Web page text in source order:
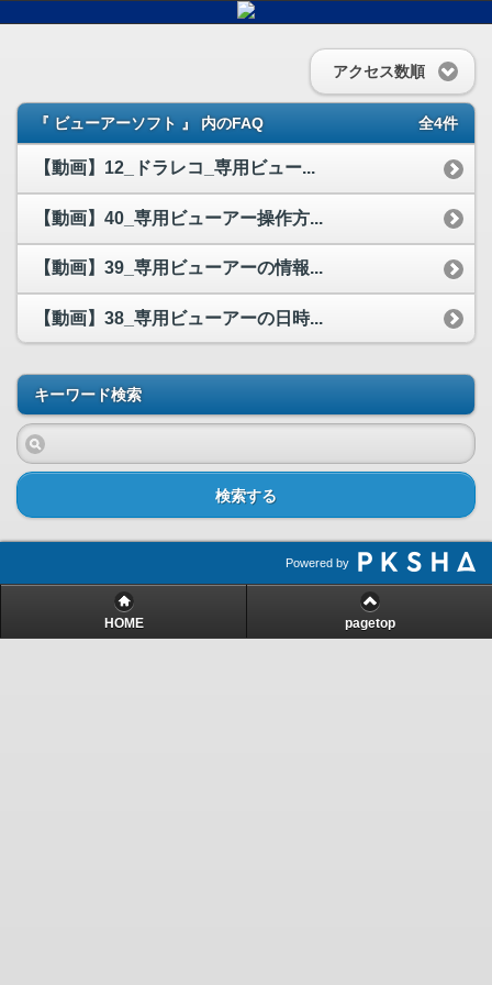
アクセス数順
『 ビューアーソフト 』 内のFAQ 全4件
【動画】12_ドラレコ_専用ビュー...
【動画】40_専用ビューアー操作方...
【動画】39_専用ビューアーの情報...
【動画】38_専用ビューアーの日時...
キーワード検索
検索する
Powered by
HOME pagetop